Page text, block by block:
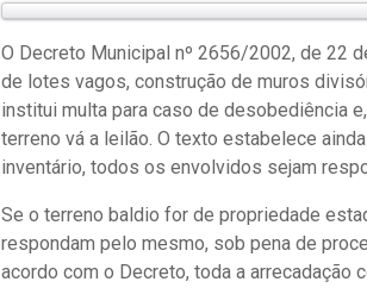
O Decreto Municipal nº 2656/2002, de 22
de lotes vagos, construção de muros
institui multa para caso de desobediência
terreno vá a leilão. O texto estabelece
inventário, todos os envolvidos sejam
Se o terreno baldio for de propriedade
respondam pelo mesmo, sob pena de
acordo com o Decreto, toda a arrecadação